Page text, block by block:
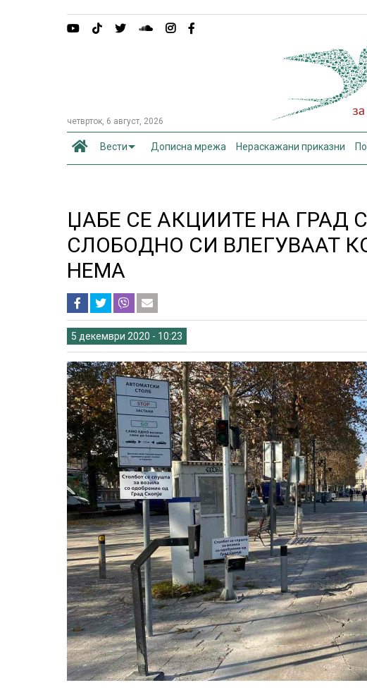
четврток, 6 август, 2026
Вести Дописна мрежа Нераскажани приказни
ЏАБЕ СЕ АКЦИИТЕ НА ГРАД
СЛОБОДНО СИ ВЛЕГУВААТ
НЕМА
5 декември 2020 - 10:23